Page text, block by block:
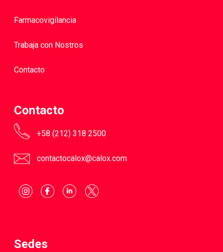
Farmacovigilancia
Trabaja con Nostros
Contacto
Contacto
+58 (212) 318 2500
contactocalox@calox.com
Sedes